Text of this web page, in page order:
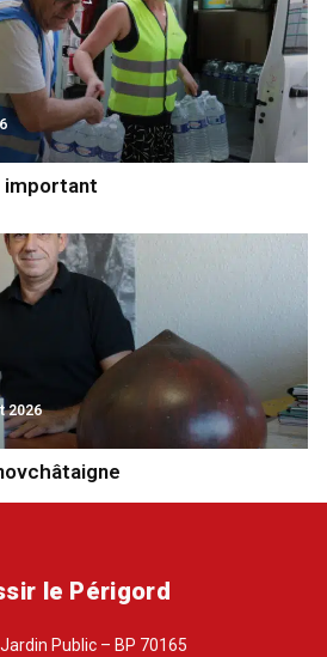
important
2026
le Périgord
Public – BP 70165